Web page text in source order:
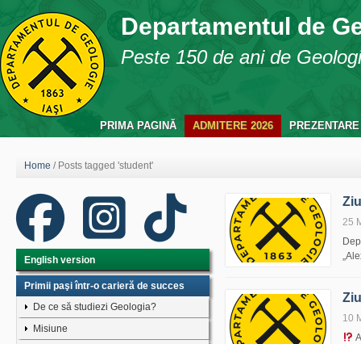
Departamentul de
Peste 150 de ani de
PRIMA PAGINĂ ADMITERE 2026 PREZENTARE
Home / Posts tagged 'student'
25
10
English version
Primii paşi într-o carieră de succes
De ce să studiezi Geologia?
Misiune